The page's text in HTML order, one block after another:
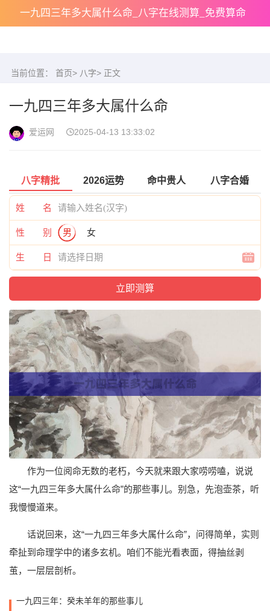
一九四三年多大属什么命_八字在线测算_免费算命
当前位置： 首页> 八字> 正文
一九四三年多大属什么命
爱运网 2025-04-13 13:33:02
八字精批 2026运势 命中贵人 八字合婚
姓 名
性 别 男 女
生 日
作为一位阅命无数的老朽，今天就来跟大家唠唠嗑，说说
这“一九四三年多大属什么命”的那些事儿。别急，先泡壶茶，听
我慢慢道来。
话说回来，这“一九四三年多大属什么命”，问得简单，实则
牵扯到命理学中的诸多玄机。咱们不能光看表面，得抽丝剥
茧，一层层剖析。
一九四三年：癸未羊年的那些事儿